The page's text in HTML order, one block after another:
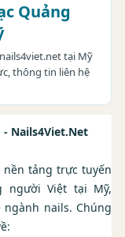
Quảng
tại Mỹ
thông tin liên hệ
- Nails4Viet.Net
nền tảng trực tuyến
người Việt tại Mỹ,
nails. Chúng